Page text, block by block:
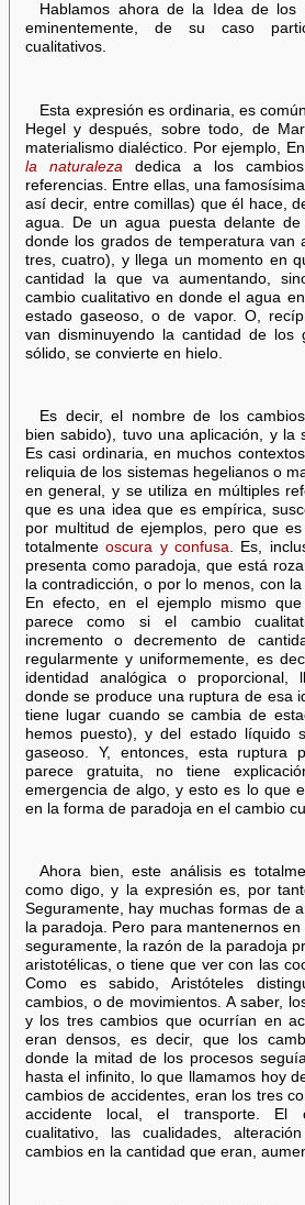
Hablamos ahora de la Idea de los
eminentemente, de su caso
cualitativos.
Esta expresión es ordinaria, es
Hegel y después, sobre todo, de
materialismo dialéctico. Por ejemplo,
la naturaleza dedica a los cambios
referencias. Entre ellas, una
así decir, entre comillas) que él hace,
agua. De un agua puesta delante
donde los grados de temperatura van
tres, cuatro), y llega un momento en
cantidad la que va aumentando,
cambio cualitativo en donde el agua
estado gaseoso, o de vapor. O,
van disminuyendo la cantidad de los
sólido, se convierte en hielo.
Es decir, el nombre de los
bien sabido), tuvo una aplicación, y la
Es casi ordinaria, en muchos
reliquia de los sistemas hegelianos o
en general, y se utiliza en múltiples
que es una idea que es empírica,
por multitud de ejemplos, pero que
totalmenteoscura y confusa . Es,
presenta como paradoja, que está
la contradicción, o por lo menos, con la
En efecto, en el ejemplo mismo que
parece como si el cambio
incremento o decremento de
regularmente y uniformemente, es
identidad analógica o proporcional,
donde se produce una ruptura de esa
tiene lugar cuando se cambia de
hemos puesto), y del estado líquido
gaseoso. Y, entonces, esta ruptura
parece gratuita, no tiene
emergencia de algo, y esto es lo que
en la forma de paradoja en el cambio
Ahora bien, este análisis es
como digo, y la expresión es, por
Seguramente, hay muchas formas de
la paradoja. Pero para mantenernos
seguramente, la razón de la paradoja
aristotélicas, o tiene que ver con las
Como es sabido, Aristóteles
cambios, o de movimientos. A saber,
y los tres cambios que ocurrían en
eran densos, es decir, que los
donde la mitad de los procesos
hasta el infinito, lo que llamamos hoy
cambios de accidentes, eran los tres
accidente local, el transporte. El
cualitativo, las cualidades,
cambios en la cantidad que eran,